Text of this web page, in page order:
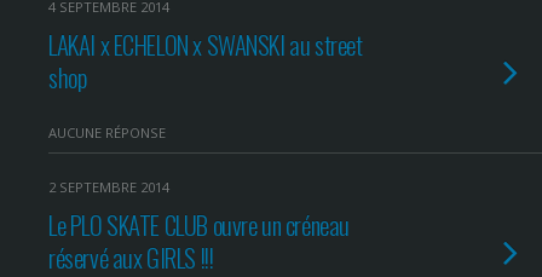
4 SEPTEMBRE 2014
LAKAI x ECHELON x SWANSKI au street
shop
AUCUNE RÉPONSE
2 SEPTEMBRE 2014
Le PLO SKATE CLUB ouvre un créneau
réservé aux GIRLS !!!